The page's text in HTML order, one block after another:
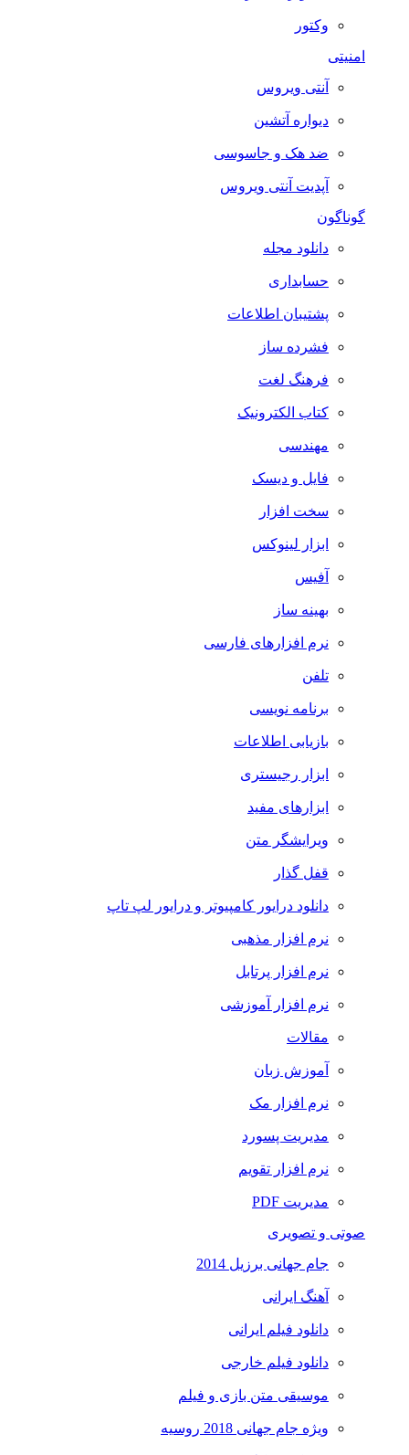
وکتور
امنیتی
آنتی ویروس
دیواره آتشین
ضد هک و جاسوسی
آپدیت آنتی ویروس
گوناگون
دانلود مجله
حسابداری
پشتیبان اطلاعات
فشرده ساز
فرهنگ لغت
کتاب الکترونیک
مهندسی
فایل و دیسک
سخت افزار
ابزار لینوکس
آفیس
بهینه ساز
نرم افزارهای فارسی
تلفن
برنامه نویسی
بازیابی اطلاعات
ابزار رجیستری
ابزارهای مفید
ویرایشگر متن
قفل گذار
دانلود درایور کامپیوتر و درایور لپ تاپ
نرم افزار مذهبی
نرم افزار پرتابل
نرم افزار آموزشی
مقالات
آموزش زبان
نرم افزار مک
مدیریت پسورد
نرم افزار تقویم
مدیریت PDF
صوتی و تصویری
جام جهانی برزیل 2014
آهنگ ایرانی
دانلود فیلم ایرانی
دانلود فیلم خارجی
موسیقی متن بازی و فیلم
ویژه جام جهانی 2018 روسیه